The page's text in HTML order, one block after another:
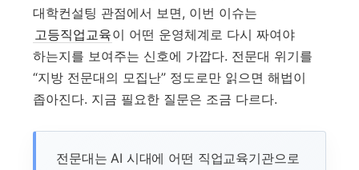
대학컨설팅 관점에서 보면, 이번 이슈는
고등직업교육이 어떤 운영체계로 다시 짜여야
하는지를 보여주는 신호에 가깝다. 전문대 위기를
“지방 전문대의 모집난” 정도로만 읽으면 해법이
좁아진다. 지금 필요한 질문은 조금 다르다.
전문대는 AI 시대에 어떤 직업교육기관으로